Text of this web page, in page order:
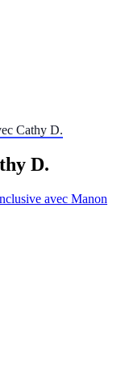
Cathy D.
D.
avec Manon